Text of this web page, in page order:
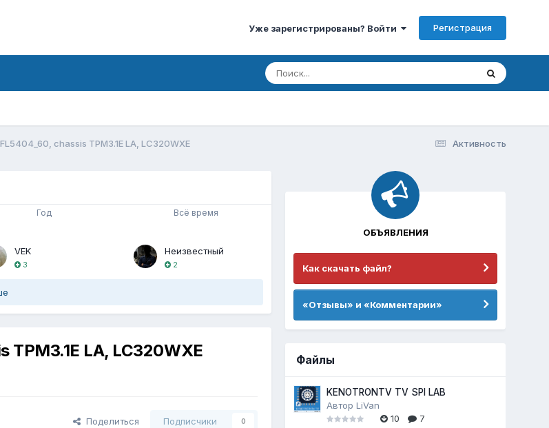
Уже зарегистрированы? Войти Регистрация
Активность
chassis TPM3.1E LA, LC320WXE
Год Всё время
VEK
3
Неизвестный
2
TPM3.1E LA, LC320WXE
Поделиться Подписчики 0
ОБЪЯВЛЕНИЯ
Как скачать файл?
«Отзывы» и «Комментарии»
Файлы
KENOTRONTV TV SPI LAB
АвторLiVan
10
7